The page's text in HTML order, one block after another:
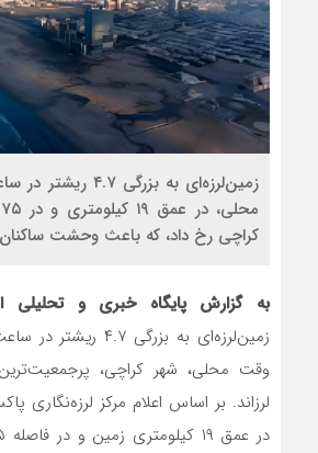
کراچی رخ داد، که باعث وحشت
به گزارش پایگاه خبری و تحلیلی
وقت محلی، شهر کراچی،
لرزاند. بر اساس اعلام مرکز لرزه‌نگاری